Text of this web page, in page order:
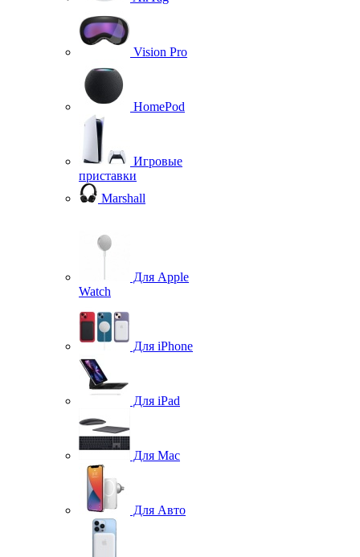
Vision Pro
HomePod
Игровые
приставки
Marshall
Для Apple
Watch
Для iPhone
Для iPad
Для Mac
Для Авто